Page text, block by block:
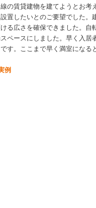
の賃貸建物を建てようとお
置したいとのご要望でした
る広さを確保できました。
ペースにしました。早く入
す。ここまで早く満室にな
例